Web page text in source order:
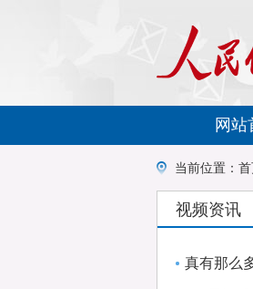
网站
当前位置：
视频资讯
真有那么